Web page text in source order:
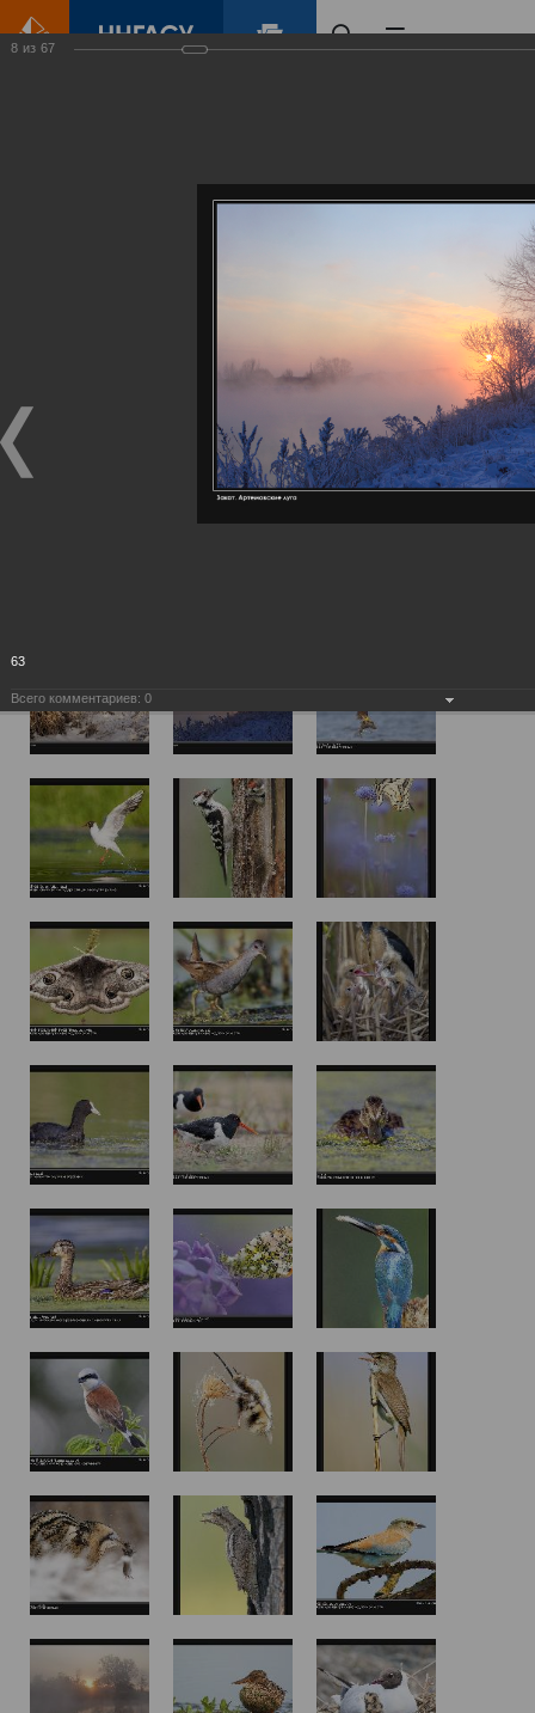
Фотогалерея
8 из 67
63
Всего комментариев: 0